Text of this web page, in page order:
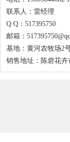
联系人：雷经理
Q Q：517395750
邮箱：
基地：黄河农牧场2
销售地址：陈砦花卉